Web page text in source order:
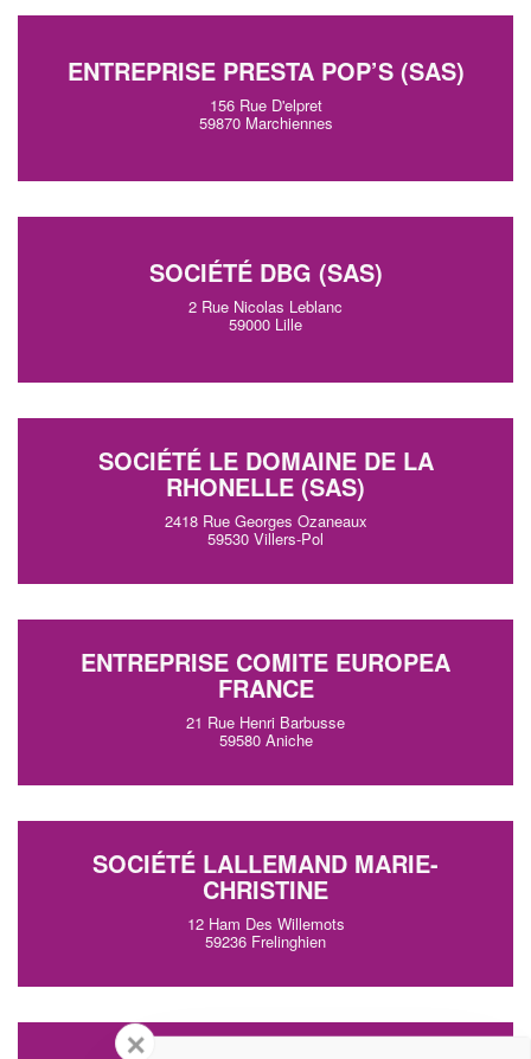
ENTREPRISE PRESTA POP’S (SAS)
156 Rue D'elpret
59870 Marchiennes
SOCIÉTÉ DBG (SAS)
2 Rue Nicolas Leblanc
59000 Lille
SOCIÉTÉ LE DOMAINE DE LA
RHONELLE (SAS)
2418 Rue Georges Ozaneaux
59530 Villers-Pol
ENTREPRISE COMITE EUROPEA
FRANCE
21 Rue Henri Barbusse
59580 Aniche
SOCIÉTÉ LALLEMAND MARIE-
CHRISTINE
12 Ham Des Willemots
59236 Frelinghien
✕